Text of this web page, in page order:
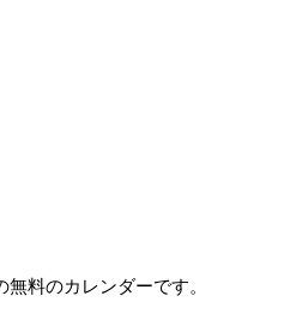
料のカレンダーです。